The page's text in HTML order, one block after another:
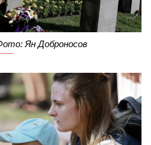
Фото: Ян Доброносов